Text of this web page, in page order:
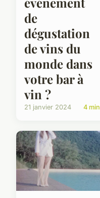
de
dégustation
de vins du
monde dans
votre bar à
vin ?
21 janvier 2024 4 min